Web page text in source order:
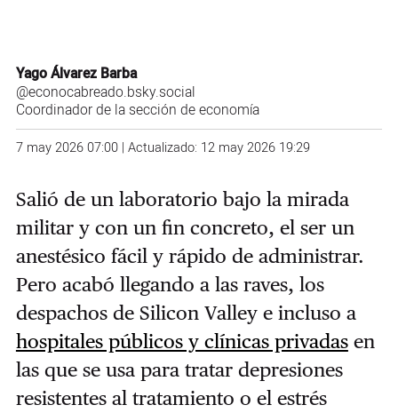
Yago Álvarez Barba
@econocabreado.bsky.social
Coordinador de la sección de economía
7 may 2026 07:00 | Actualizado: 12 may 2026 19:29
Salió de un laboratorio bajo la mirada
militar y con un fin concreto, el ser un
anestésico fácil y rápido de administrar.
Pero acabó llegando a las raves, los
despachos de Silicon Valley e incluso a
hospitales públicos y clínicas privadasen
las que se usa para tratar depresiones
resistentes al tratamiento o el estrés